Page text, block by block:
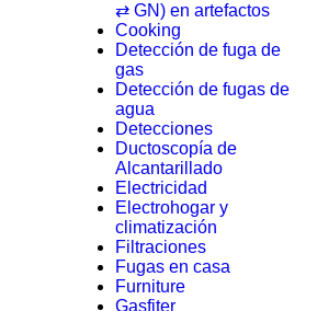
⇄ GN) en artefactos
Cooking
Detección de fuga de
gas
Detección de fugas de
agua
Detecciones
Ductoscopía de
Alcantarillado
Electricidad
Electrohogar y
climatización
Filtraciones
Fugas en casa
Furniture
Gasfiter